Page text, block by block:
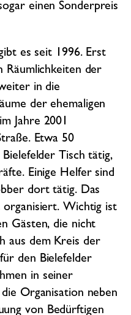
einen Sonderpreis
es seit 1996. Erst
Räumlichkeiten der
in die
der ehemaligen
Jahre 2001
Etwa 50
Tisch tätig,
Einige Helfer sind
dort tätig. Das
organisiert. Wichtig ist
Gästen, die nicht
aus dem Kreis der
den Bielefelder
in seiner
Organisation neben
von Bedürftigen